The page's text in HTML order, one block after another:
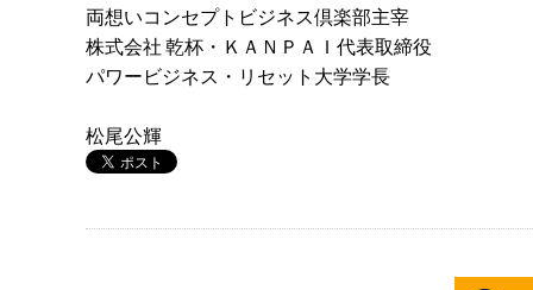
両想いコンセプトビジネス倶楽部主宰
株式会社 乾杯・ＫＡＮＰＡＩ代表取締役
パワービジネス・リセット大学学長
松尾公輝